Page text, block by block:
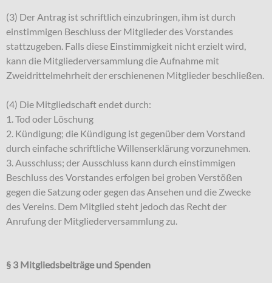
(3) Der Antrag ist schriftlich einzubringen, ihm ist durch
einstimmigen Beschluss der Mitglieder des Vorstandes
stattzugeben. Falls diese Einstimmigkeit nicht erzielt wird,
kann die Mitgliederversammlung die Aufnahme mit
Zweidrittelmehrheit der erschienenen Mitglieder beschließen.
(4) Die Mitgliedschaft endet durch:
1. Tod oder Löschung
2. Kündigung; die Kündigung ist gegenüber dem Vorstand
durch einfache schriftliche Willenserklärung vorzunehmen.
3. Ausschluss; der Ausschluss kann durch einstimmigen
Beschluss des Vorstandes erfolgen bei groben Verstößen
gegen die Satzung oder gegen das Ansehen und die Zwecke
des Vereins. Dem Mitglied steht jedoch das Recht der
Anrufung der Mitgliederversammlung zu.
§ 3 Mitgliedsbeiträge und Spenden